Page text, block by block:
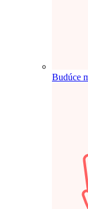
Budúce